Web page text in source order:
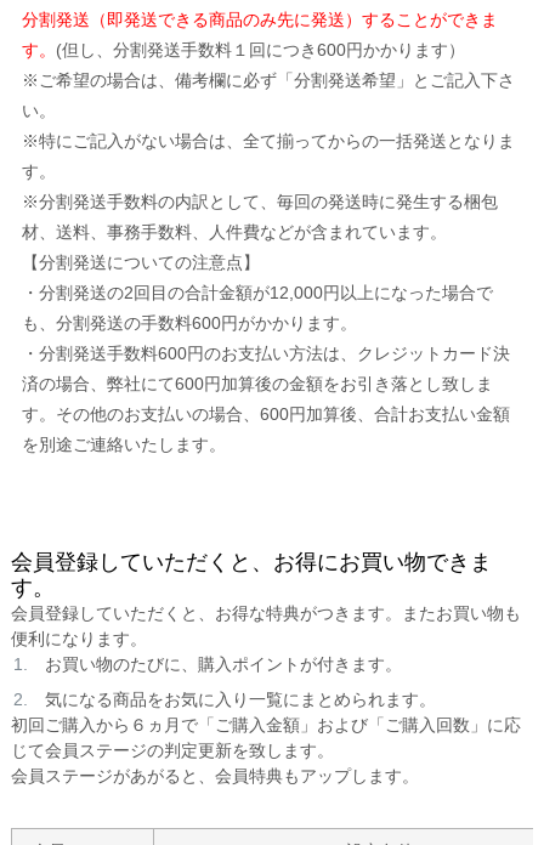
分割発送（即発送できる商品のみ先に発送）することができま
す。 (但し、分割発送手数料１回につき600円かかります）
※ご希望の場合は、備考欄に必ず「分割発送希望」とご記入下さ
い。
※特にご記入がない場合は、全て揃ってからの一括発送となりま
す。
※分割発送手数料の内訳として、毎回の発送時に発生する梱包
材、送料、事務手数料、人件費などが含まれています。
【分割発送についての注意点】
・分割発送の2回目の合計金額が12,000円以上になった場合で
も、分割発送の手数料600円がかかります。
・分割発送手数料600円のお支払い方法は、クレジットカード決
済の場合、弊社にて600円加算後の金額をお引き落とし致しま
す。その他のお支払いの場合、600円加算後、合計お支払い金額
を別途ご連絡いたします。
会員登録していただくと、お得にお買い物できま
す。
会員登録していただくと、お得な特典がつきます。またお買い物も
便利になります。
お買い物のたびに、購入ポイントが付きます。
気になる商品をお気に入り一覧にまとめられます。
初回ご購入から６ヵ月で「ご購入金額」および「ご購入回数」に応
じて会員ステージの判定更新を致します。
会員ステージがあがると、会員特典もアップします。